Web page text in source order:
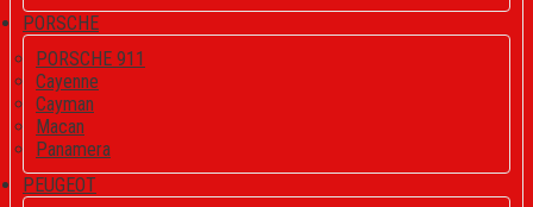
PORSCHE
PORSCHE 911
Cayenne
Cayman
Macan
Panamera
PEUGEOT